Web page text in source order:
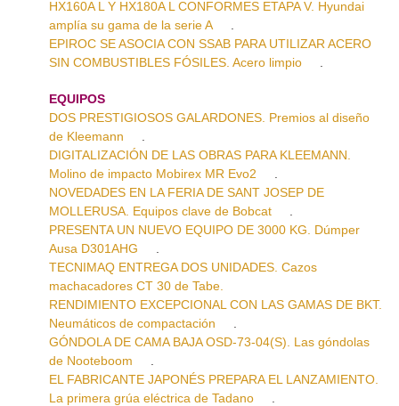
HX160A L Y HX180A L CONFORMES ETAPA V. Hyundai
amplía su gama de la serie A
EPIROC SE ASOCIA CON SSAB PARA UTILIZAR ACERO
SIN COMBUSTIBLES FÓSILES. Acero limpio
EQUIPOS
DOS PRESTIGIOSOS GALARDONES. Premios al diseño
de Kleemann
DIGITALIZACIÓN DE LAS OBRAS PARA KLEEMANN.
Molino de impacto Mobirex MR Evo2
NOVEDADES EN LA FERIA DE SANT JOSEP DE
MOLLERUSA. Equipos clave de Bobcat
PRESENTA UN NUEVO EQUIPO DE 3000 KG. Dúmper
Ausa D301AHG
TECNIMAQ ENTREGA DOS UNIDADES. Cazos
machacadores CT 30 de Tabe.
RENDIMIENTO EXCEPCIONAL CON LAS GAMAS DE BKT.
Neumáticos de compactación
GÓNDOLA DE CAMA BAJA OSD-73-04(S). Las góndolas
de Nooteboom
EL FABRICANTE JAPONÉS PREPARA EL LANZAMIENTO.
La primera grúa eléctrica de Tadano